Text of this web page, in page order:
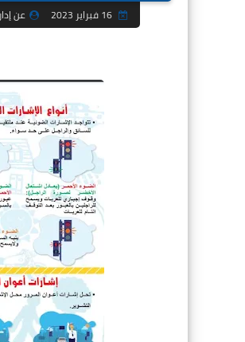
16 فبراير 2023 عن